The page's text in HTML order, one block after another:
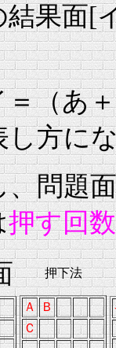
結果面[
あ＋
し方に
、問題
押す回数
押下法
Ａ Ｂ
Ｃ